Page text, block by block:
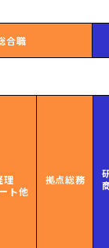
合職
理
ト他
拠点総務